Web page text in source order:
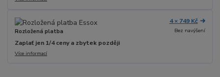
Rozložená platba
4 × 749 Kč
Bez navýšení
Zaplať jen 1/4 ceny a zbytek později
Více informací